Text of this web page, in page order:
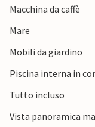
Wiek. Passeggiate
Baltico e respirate
belle escursioni ed
con le sue famose
Macchina da caffè
Mare
Mobili da giardino
Piscina interna in
Tutto incluso
Vista panoramica